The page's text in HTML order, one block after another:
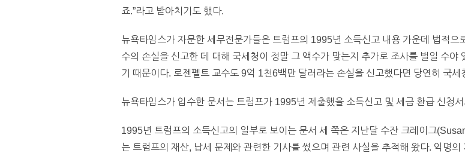
죠.”라고 받아치기도 했다.
뉴욕타임스가 자문한 세무전문가들은 트럼프의 1995년 소득신고 내용 가운데 법적으
수의 손실을 신고한 데 대해 국세청이 정말 그 액수가 맞는지 추가로 조사를 벌일 수야
기 때문이다. 로젠펠트 교수도 9억 1천6백만 달러라는 손실을 신고했다면 당연히 국
뉴욕타임스가 입수한 문서는 트럼프가 1995년 제출했을 소득신고 및 세금 환급 신청
1995년 트럼프의 소득신고의 일부로 보이는 문서 세 쪽은 지난달 수잔 크레이그
는 트럼프의 재산, 납세 문제와 관련한 기사를 썼으며 관련 사실을 추적해 왔다. 익명